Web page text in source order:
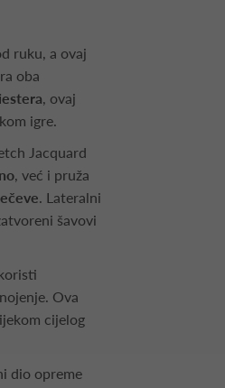
ruku, a ovaj
oba
, ovaj
igre.
Jacquard
, već i pruža
. Lateralni
šavovi
Ova
cijelog
dio opreme